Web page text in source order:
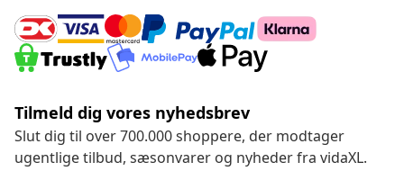
Tilmeld dig vores nyhedsbrev
Slut dig til over 700.000 shoppere, der modtager
ugentlige tilbud, sæsonvarer og nyheder fra vidaXL.